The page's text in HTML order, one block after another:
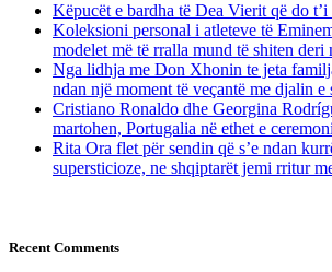
Këpucët e bardha të Dea Vierit që do
Koleksioni personal i atleteve të
modelet më të rralla mund të shiten deri
Nga lidhja me Don Xhonin te jeta
ndan një moment të veçantë me djalin e
Cristiano Ronaldo dhe Georgina
martohen, Portugalia në ethet e
Rita Ora flet për sendin që s’e ndan
supersticioze, ne shqiptarët jemi rritur
Recent Comments